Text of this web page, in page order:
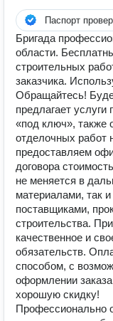
Паспорт
Бригада
области.
строительных
заказчика.
Обращайтесь!
предлагает
«под ключ», также
отделочных работ
предоставляем
договора
не меняется в
материалами, так
поставщиками,
строительства.
качественное и
обязательств.
способом, с
оформлении
хорошую скидку!
Профессионально